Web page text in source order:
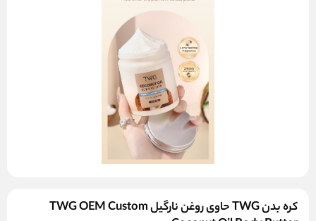
کره بدن TWG حاوی روغن نارگیل TWG OEM Custom